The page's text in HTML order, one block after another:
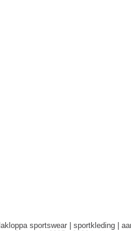
lakloppa sportswear| sportkleding|